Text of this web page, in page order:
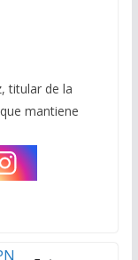
titular de la
mantiene